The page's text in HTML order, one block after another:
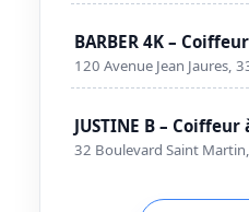
BARBER 4K –
120 Avenue Jean Jaures,
JUSTINE B – Coiffeur
32 Boulevard Saint